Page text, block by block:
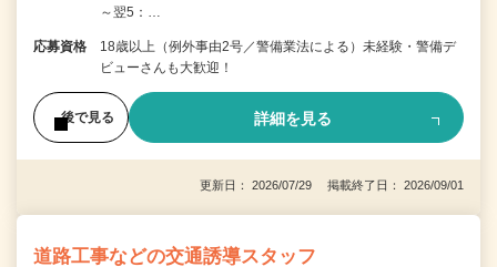
～翌5：…
応募資格
18歳以上（例外事由2号／警備業法による）未経験・警備デ
ビューさんも大歓迎！
後で見る 詳細を見る
更新日： 2026/07/29 掲載終了日： 2026/09/01
道路工事などの交通誘導スタッフ